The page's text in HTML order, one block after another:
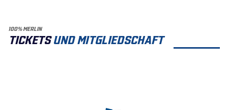
100% MERLIN
TICKETSUND MITGLIEDSCHAFT